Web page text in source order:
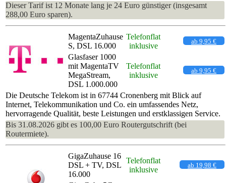
Dieser Tarif ist 12 Monate lang je 24 Euro günstiger (insgesamt
288,00 Euro sparen).
MagentaZuhause
S, DSL 16.000
Telefonflat
inklusive
ab 9,95 €
Glasfaser 1000
mit MagentaTV
MegaStream,
DSL 1.000.000
Telefonflat
inklusive
ab 9,95 €
Die Deutsche Telekom ist in 67744 Cronenberg mit Blick auf
Internet, Telekommunikation und Co. ein umfassendes Netz,
hervorragende Qualität, beste Leistungen und erstklassigen Service.
Bis 31.08.2026 gibt es 100,00 Euro Routergutschrift (bei
Routermiete).
GigaZuhause 16
DSL + TV, DSL
16.000
Telefonflat
inklusive
ab 19,98 €